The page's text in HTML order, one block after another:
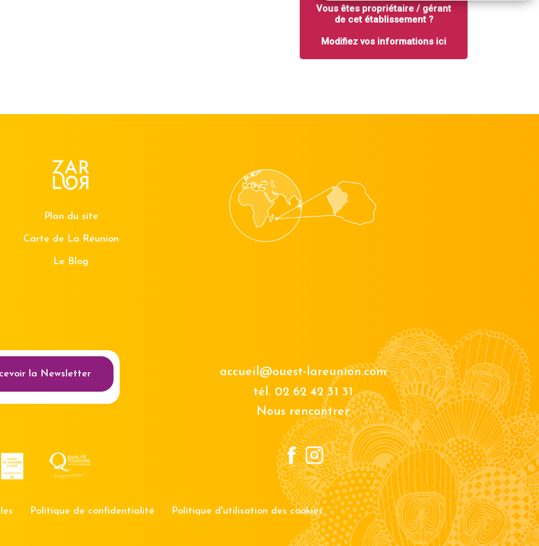
des cookies
Vous êtes propriétaire / gérant
de cet établissement ?
Modifiez vos informations ici
Plan du site
Carte de La Réunion
Le Blog
la Newsletter
accueil@ouest-lareunion.com
tél. 02 62 42 31 31
Nous rencontrer
Politique de confidentialité Politique d'utilisation des cookies